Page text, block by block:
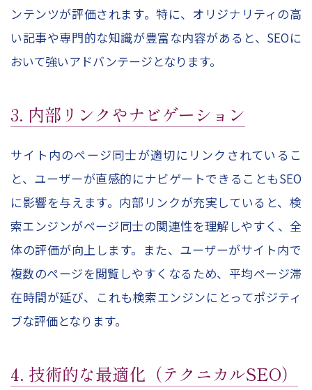
ンテンツが評価されます。特に、オリジナリティの高
い記事や専門的な知識が豊富な内容があると、SEOに
おいて強いアドバンテージとなります。
3. 内部リンクやナビゲーション
サイト内のページ同士が適切にリンクされているこ
と、ユーザーが直感的にナビゲートできることもSEO
に影響を与えます。内部リンクが充実していると、検
索エンジンがページ同士の関連性を理解しやすく、全
体の評価が向上します。また、ユーザーがサイト内で
複数のページを閲覧しやすくなるため、平均ページ滞
在時間が延び、これも検索エンジンにとってポジティ
ブな評価となります。
4. 技術的な最適化（テクニカルSEO）